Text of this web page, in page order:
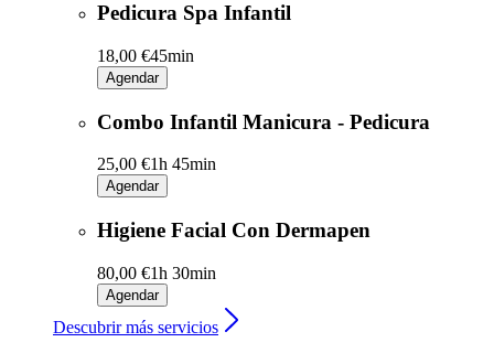
Pedicura Spa Infantil
18,00 €45min
Agendar
Combo Infantil Manicura - Pedicura
25,00 €1h 45min
Agendar
Higiene Facial Con Dermapen
80,00 €1h 30min
Agendar
Descubrir más servicios